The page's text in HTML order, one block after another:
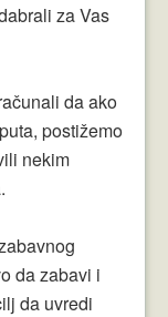
za Vas
da ako
postižemo
nekim
da zabavi i
da uvredi